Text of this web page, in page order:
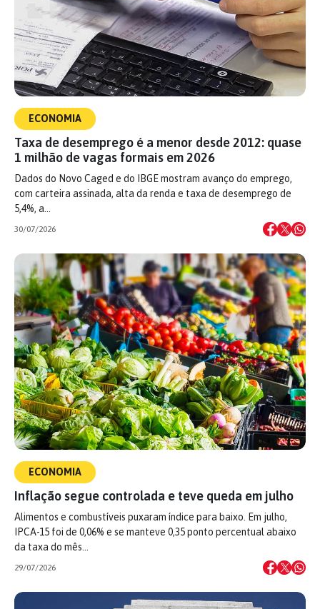
ECONOMIA
Taxa de desemprego é a menor desde 2012: quase
1 milhão de vagas formais em 2026
Dados do Novo Caged e do IBGE mostram avanço do emprego,
com carteira assinada, alta da renda e taxa de desemprego de
5,4%, a…
30/07/2026
ECONOMIA
Inflação segue controlada e teve queda em julho
Alimentos e combustíveis puxaram índice para baixo. Em julho,
IPCA-15 foi de 0,06% e se manteve 0,35 ponto percentual abaixo
da taxa do mês…
29/07/2026